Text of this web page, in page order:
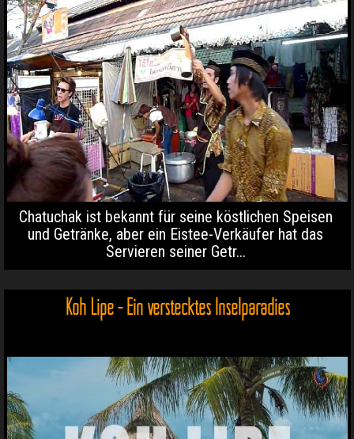
Chatuchak ist bekannt für seine köstlichen Speisen
und Getränke, aber ein Eistee-Verkäufer hat das
Servieren seiner Getr...
Koh Lipe - Ein verstecktes Inselparadies